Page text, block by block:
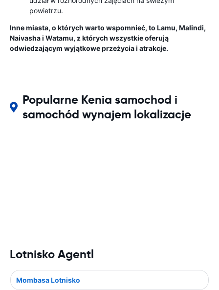
powietrzu.
Inne miasta, o których warto wspomnieć, to Lamu, Malindi,
Naivasha i Watamu, z których wszystkie oferują
odwiedzającym wyjątkowe przeżycia i atrakcje.
Popularne Kenia samochod i
samochód wynajem lokalizacje
Lotnisko Agentl
Mombasa Lotnisko